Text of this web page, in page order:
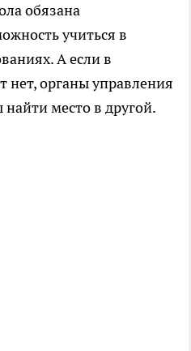
обязана
учиться в
А если в
нет, органы управления
место в другой.